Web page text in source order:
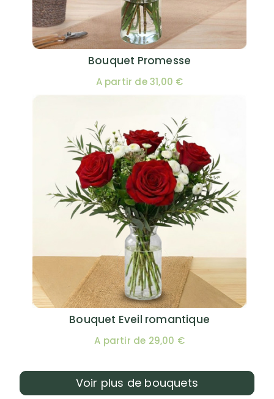
Bouquet Promesse
A partir de 31,00 €
Bouquet Eveil romantique
A partir de 29,00 €
Voir plus de bouquets